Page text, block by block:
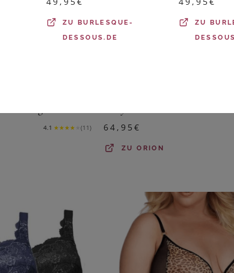
4.1 ★★★★ (11) 64,95€
ZUORION
ZU BURLESQUE-
DESSOUS.DE
ZU